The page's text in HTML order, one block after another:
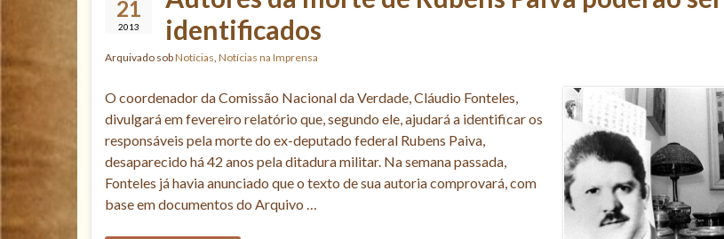
21
2013
identificados
Arquivado sobNotícias, Notícias na Imprensa
O coordenador da Comissão Nacional da Verdade, Cláudio Fonteles,
divulgará em fevereiro relatório que, segundo ele, ajudará a identificar os
responsáveis pela morte do ex-deputado federal Rubens Paiva,
desaparecido há 42 anos pela ditadura militar. Na semana passada,
Fonteles já havia anunciado que o texto de sua autoria comprovará, com
base em documentos do Arquivo …